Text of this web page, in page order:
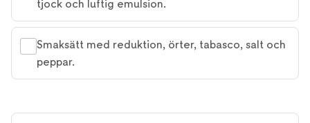
tjock och luftig emulsion.
Smaksätt med reduktion, örter, tabasco, salt och
peppar.